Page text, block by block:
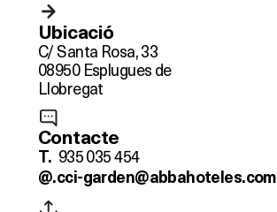
Ubicació
C/ Santa Rosa, 33
08950 Esplugues de
Llobregat
Contacte
T. 935 035 454
@.cci-garden@abbahoteles.com